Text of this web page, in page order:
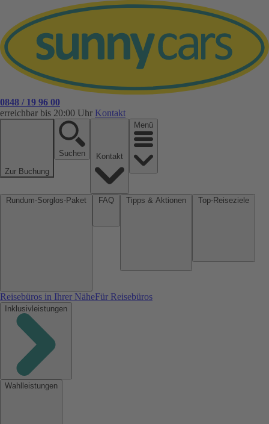
0848 / 19 96 00
erreichbar bis 20:00 Uhr Kontakt
Zur Buchung
Suchen
Menü
Reisebüros in Ihrer NäheFür Reisebüros
Inklusivleistungen
Wahlleistungen